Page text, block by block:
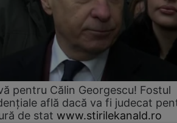
pentru Călin Georgescu! Fostul
află dacă va fi judecat
de stat www.stirilekanald.ro